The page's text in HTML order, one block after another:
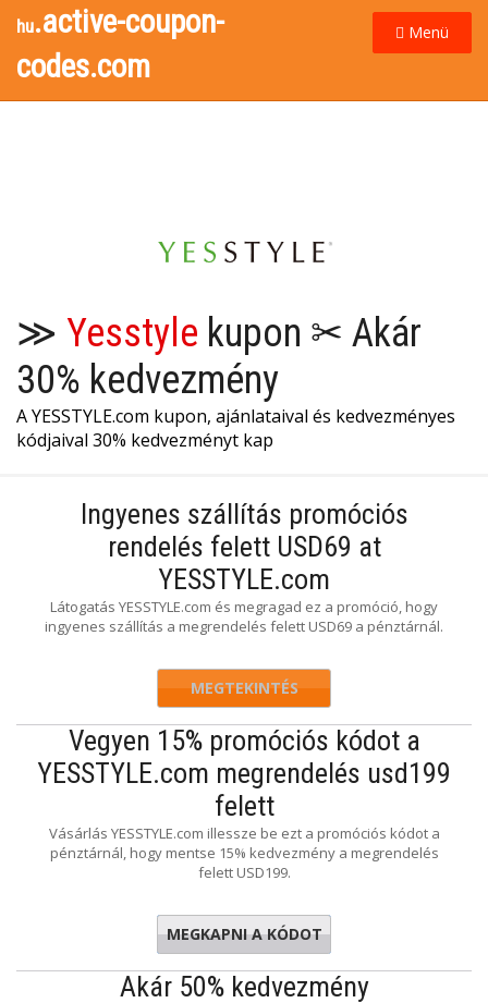
hu.active-coupon-
codes.com
Menü
≫ Yesstyle kupon ✂ Akár
30% kedvezmény
A YESSTYLE.com kupon, ajánlataival és kedvezményes
kódjaival 30% kedvezményt kap
Ingyenes szállítás promóciós
rendelés felett USD69 at
YESSTYLE.com
Látogatás YESSTYLE.com és megragad ez a promóció, hogy
ingyenes szállítás a megrendelés felett USD69 a pénztárnál.
MEGTEKINTÉS
Vegyen 15% promóciós kódot a
YESSTYLE.com megrendelés usd199
felett
Vásárlás YESSTYLE.com illessze be ezt a promóciós kódot a
pénztárnál, hogy mentse 15% kedvezmény a megrendelés
felett USD199.
DEALS23
MEGKAPNI A KÓDOT
Akár 50% kedvezmény